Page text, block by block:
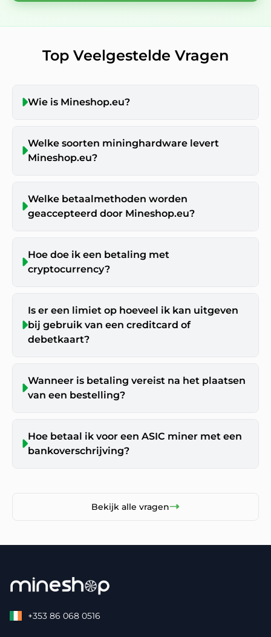
Top Veelgestelde Vragen
Wie is Mineshop.eu?
Welke soorten mininghardware levert
Mineshop.eu?
Welke betaalmethoden worden
geaccepteerd door Mineshop.eu?
Hoe doe ik een betaling met
cryptocurrency?
Is er een limiet op hoeveel ik kan uitgeven
bij gebruik van een creditcard of
debetkaart?
Wanneer is betaling vereist na het plaatsen
van een bestelling?
Hoe betaal ik voor een ASIC miner met een
bankoverschrijving?
Bekijk alle vragen
+353 86 068 0516